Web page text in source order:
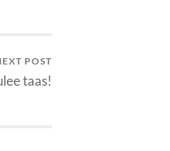
POST
taas!